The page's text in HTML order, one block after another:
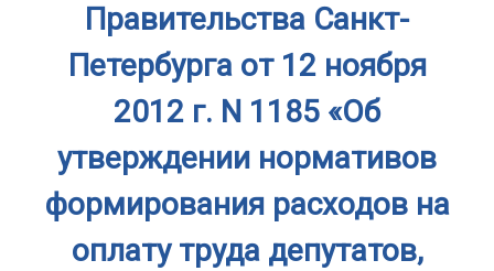
Правительства Санкт-
Петербурга от 12 ноября
2012 г. N 1185 «Об
утверждении нормативов
формирования расходов на
оплату труда депутатов,